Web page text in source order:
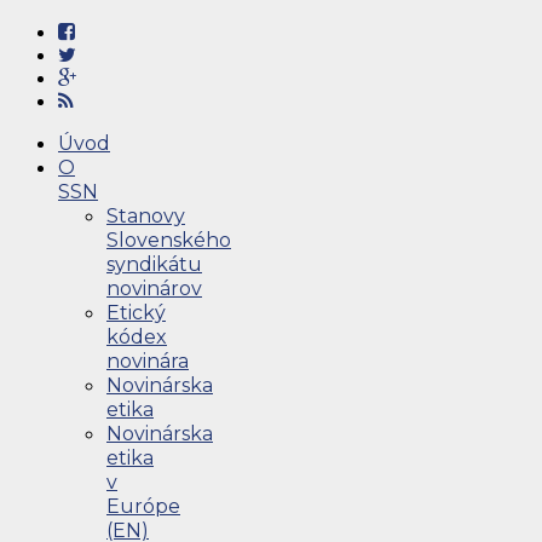
Úvod
O
SSN
Stanovy
Slovenského
syndikátu
novinárov
Etický
kódex
novinára
Novinárska
etika
Novinárska
etika
v
Európe
(EN)